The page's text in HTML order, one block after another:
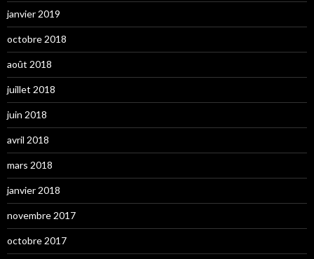
janvier 2019
octobre 2018
août 2018
juillet 2018
juin 2018
avril 2018
mars 2018
janvier 2018
novembre 2017
octobre 2017